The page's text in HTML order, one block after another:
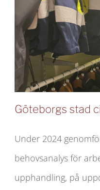
Göteborgs stad
Göteborgs stad
Under 2024
behovsanalys för
upphandling, på